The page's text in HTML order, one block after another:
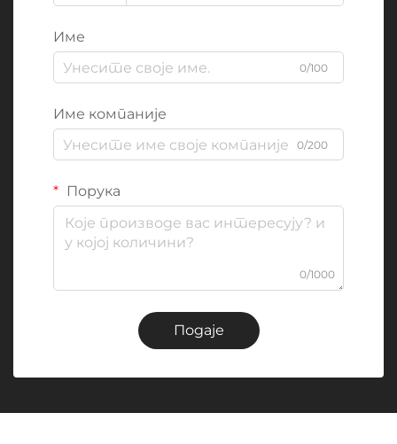
Име
0/100
Име компаније
0/200
Порука
0/1000
Подаје